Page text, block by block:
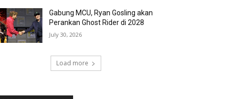
Gabung MCU, Ryan Gosling akan
Perankan Ghost Rider di 2028
July 30, 2026
Load more